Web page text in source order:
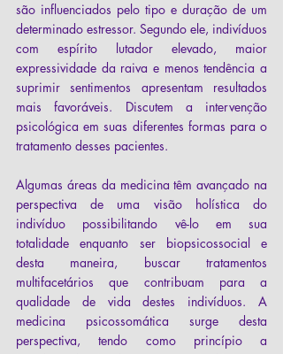
são influenciados pelo tipo e duração de um
determinado estressor. Segundo ele, indivíduos
com espírito lutador elevado, maior
expressividade da raiva e menos tendência a
suprimir sentimentos apresentam resultados
mais favoráveis. Discutem a intervenção
psicológica em suas diferentes formas para o
tratamento desses pacientes.
Algumas áreas da medicina têm avançado na
perspectiva de uma visão holística do
indivíduo possibilitando vê-lo em sua
totalidade enquanto ser biopsicossocial e
desta maneira, buscar tratamentos
multifacetários que contribuam para a
qualidade de vida destes indivíduos. A
medicina psicossomática surge desta
perspectiva, tendo como princípio a